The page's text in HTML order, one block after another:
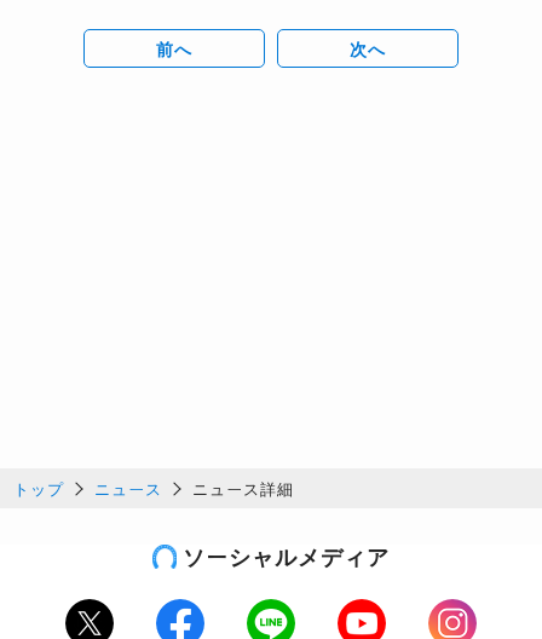
前へ 次へ
トップ ニュース ニュース詳細
ソーシャルメディア